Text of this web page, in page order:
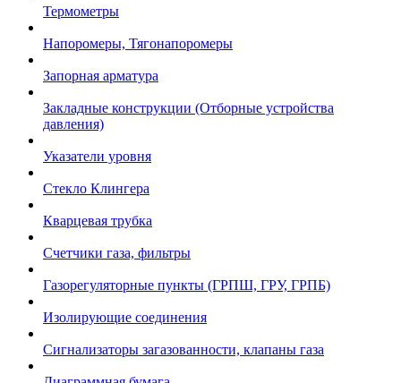
Термометры
Напоромеры, Тягонапоромеры
Запорная арматура
Закладные конструкции (Отборные устройства
давления)
Указатели уровня
Стекло Клингера
Кварцевая трубка
Счетчики газа, фильтры
Газорегуляторные пункты (ГРПШ, ГРУ, ГРПБ)
Изолирующие соединения
Сигнализаторы загазованности, клапаны газа